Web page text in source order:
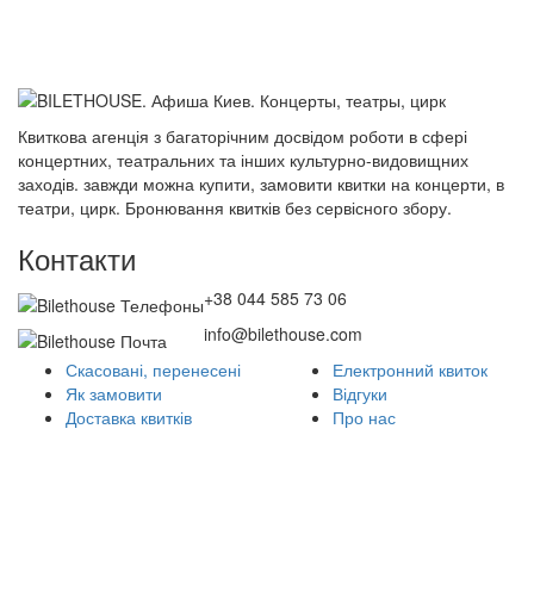
Квиткова агенція з багаторічним досвідом роботи в сфері
концертних, театральних та інших культурно-видовищних
заходів. завжди можна купити, замовити квитки на концерти, в
театри, цирк. Бронювання квитків без сервісного збору.
Контакти
+38 044 585 73 06
info@bilethouse.com
Скасовані, перенесені
Як замовити
Доставка квитків
Електронний квиток
Відгуки
Про нас